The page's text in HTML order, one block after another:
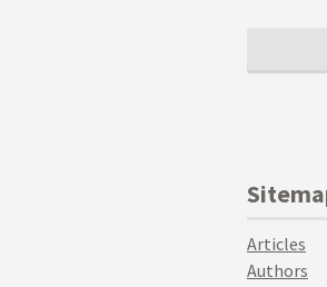
Articles
Authors